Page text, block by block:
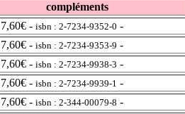
compléments
- isbn : 2-7234-9352-0 -
- isbn : 2-7234-9353-9 -
- isbn : 2-7234-9938-3 -
- isbn : 2-7234-9939-1 -
- isbn : 2-344-00079-8 -